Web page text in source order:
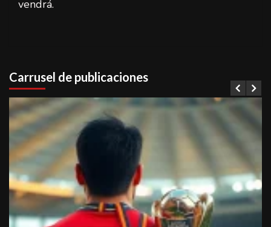
vendrá.
Carrusel de publicaciones